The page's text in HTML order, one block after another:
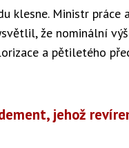
klesne. Ministr práce
že nominální
a pětiletého
jehož